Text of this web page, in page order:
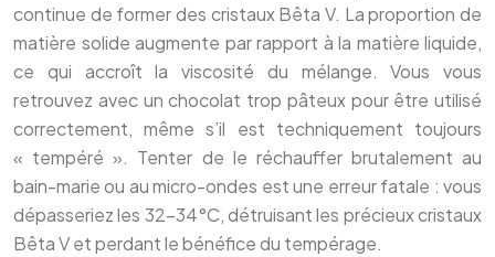
continue de former des cristaux Bêta V. La proportion de
matière solide augmente par rapport à la matière liquide,
ce qui accroît la viscosité du mélange. Vous vous
retrouvez avec un chocolat trop pâteux pour être utilisé
correctement, même s’il est techniquement toujours
« tempéré ». Tenter de le réchauffer brutalement au
bain-marie ou au micro-ondes est une erreur fatale : vous
dépasseriez les 32-34°C, détruisant les précieux cristaux
Bêta V et perdant le bénéfice du tempérage.